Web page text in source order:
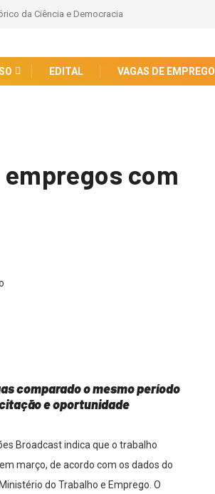
da Ciência e Democracia
EDITAL VAGAS DE EMPREGO
com
comparado o mesmo período
e oportunidade
Broadcast indica que o trabalho
março, de acordo com os dados do
do Trabalho e Emprego. O